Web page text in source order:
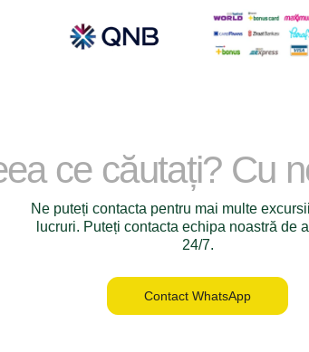
ce căutați? Cu
Ne puteți contacta pentru mai multe
lucruri. Puteți contacta echipa noastră de
24/7.
Contact WhatsApp